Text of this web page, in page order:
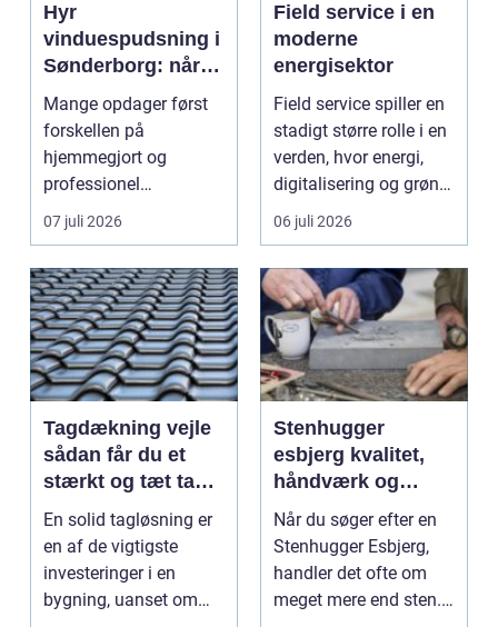
Hyr
vinduespudsning i
Sønderborg: når
det skal være nemt
Mange opdager først
forskellen på
hjemmegjort og
professionel
vinduespudsning, nå...
07 juli 2026
Field service i en
moderne
energisektor
Field service spiller en
stadigt større rolle i en
verden, hvor energi,
digitalisering og grøn
omsti...
06 juli 2026
Tagdækning vejle
sådan får du et
stærkt og tæt tag i
mange år
En solid tagløsning er
en af de vigtigste
investeringer i en
bygning, uanset om
Stenhugger
esbjerg kvalitet,
håndværk og
personlige
løsninger
Når du søger efter en
Stenhugger Esbjerg,
handler det ofte om
meget mere end sten.